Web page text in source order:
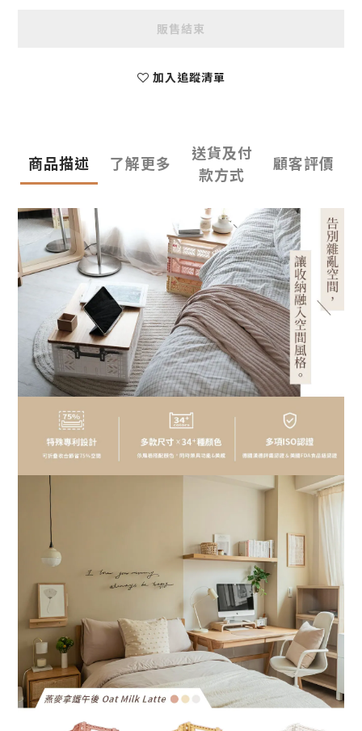
販售結束
加入追蹤清單
商品描述 了解更多
送貨及付
款方式
顧客評價